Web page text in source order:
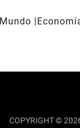
Mundo
COPYRIGHT ©